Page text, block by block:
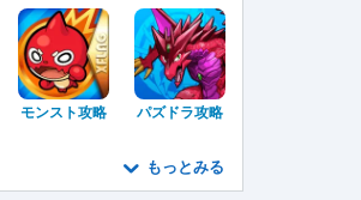
モンスト攻略 パズドラ攻略
もっとみる